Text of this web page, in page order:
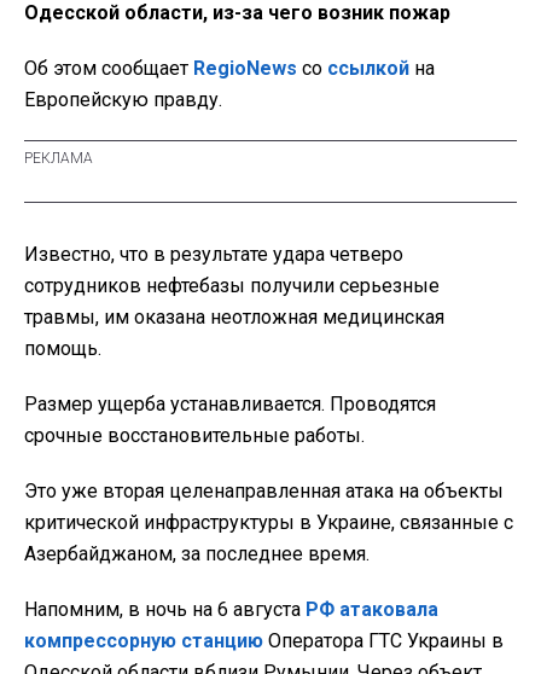
Одесской области, из-за чего возник пожар
Об этом сообщает RegioNews со ссылкой на
Европейскую правду.
Известно, что в результате удара четверо
сотрудников нефтебазы получили серьезные
травмы, им оказана неотложная медицинская
помощь.
Размер ущерба устанавливается. Проводятся
срочные восстановительные работы.
Это уже вторая целенаправленная атака на объекты
критической инфраструктуры в Украине, связанные с
Азербайджаном, за последнее время.
Напомним, в ночь на 6 августа РФ атаковала
компрессорную станцию Оператора ГТС Украины в